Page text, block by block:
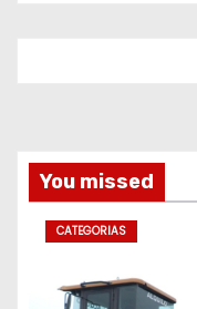
You missed
CATEGORIAS